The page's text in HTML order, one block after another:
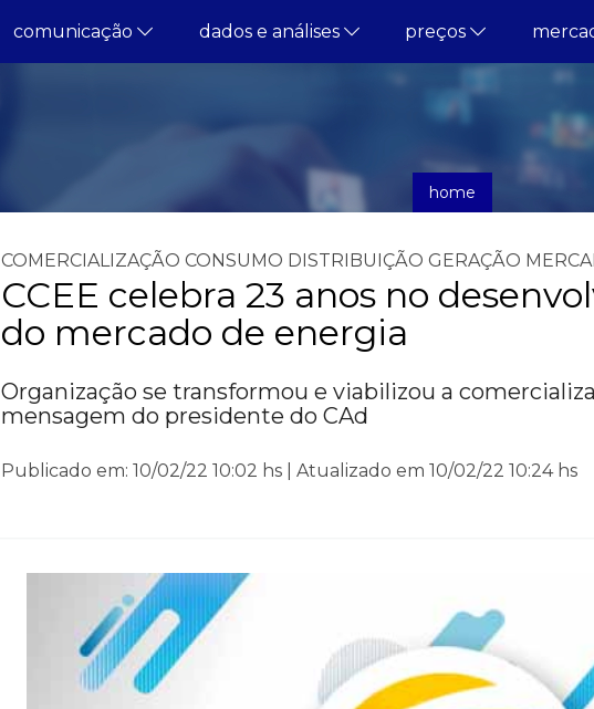
comunicação dados e análises preços
home
notícias
COMERCIALIZAÇÃO CONSUMO DISTRIBUIÇÃO GERAÇÃO
CCEE celebra 23 anos no
do mercado de energia
Organização se transformou e viabilizou a
mensagem do presidente do CAd
Publicado em: 10/02/22 10:02 hs | Atualizado em 10/02/22 10:24 hs